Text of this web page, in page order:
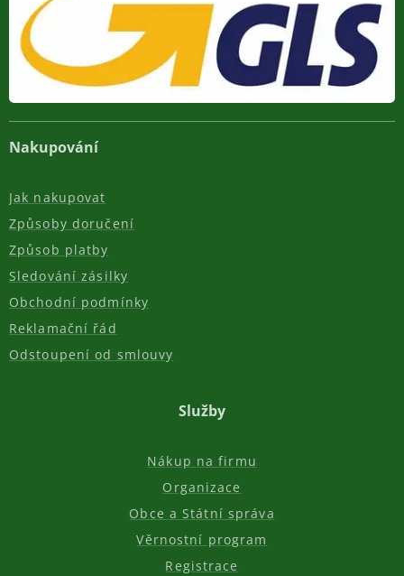
Nakupování
Jak nakupovat
Způsoby doručení
Způsob platby
Sledování zásilky
Obchodní podmínky
Reklamační řád
Odstoupení od smlouvy
Služby
Nákup na firmu
Organizace
Obce a Státní správa
Věrnostní program
Registrace